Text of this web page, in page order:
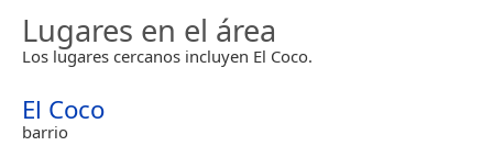
Lugares en el área
Los lugares cercanos incluyen El Coco.
El Coco
barrio